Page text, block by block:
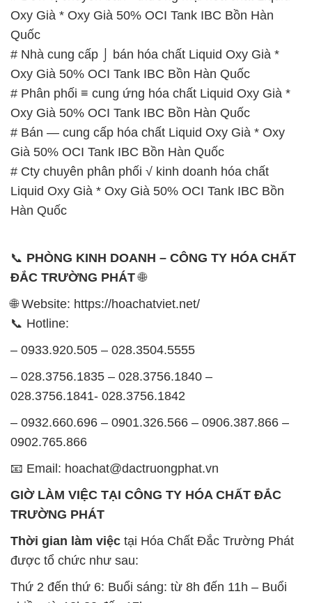
# Phân phối ≡ cung ứng hóa chất Liquid Oxy Già *
Oxy Già 50% OCI Tank IBC Bồn Hàn Quốc
# Bán — cung cấp hóa chất Liquid Oxy Già * Oxy
Già 50% OCI Tank IBC Bồn Hàn Quốc
# Cty chuyên phân phối √ kinh doanh hóa chất
Liquid Oxy Già * Oxy Già 50% OCI Tank IBC Bồn
Hàn Quốc
📞PHÒNG KINH DOANH – CÔNG TY HÓA CHẤT
ĐẮC TRƯỜNG PHÁT🌐
🌐 Website: https://hoachatviet.net/
– 0933.920.505 – 028.3504.5555
028.3756.1841- 028.3756.1842
0902.765.866
📧 Email: hoachat@dactruongphat.vn
TRƯỜNG PHÁT
được tổ chức như sau:
Thứ 2 đến thứ 6: Buổi sáng: từ 8h đến 11h – Buổi
chiều: từ 12h30 đến 17h
Thứ 7: Buổi sáng: từ 8h đến 11h – Buổi chiều: từ
12h30 đến 16h
Chủ nhật: Nghỉ chủ nhật hàng tuần